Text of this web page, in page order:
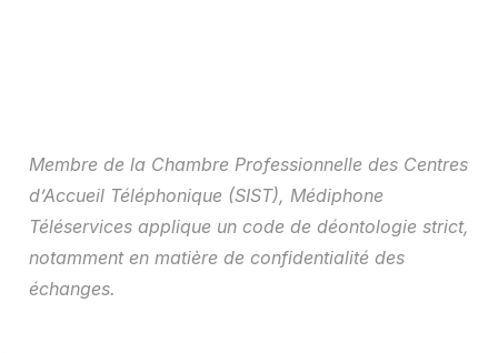
Membre de la Chambre Professionnelle des Centres
d’Accueil Téléphonique (SIST), Médiphone
Téléservices applique un code de déontologie strict,
notamment en matière de confidentialité des
échanges.